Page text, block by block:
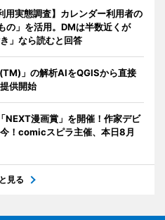
用実態調査】カレンダー利用者の
の」を活用。DMは半数近くが
」なら読むと回答
」の解析AIをQGISから直接
供開始
NEXT漫画賞」を開催！作家デビ
！comicスピラ主催、本日8月
見る